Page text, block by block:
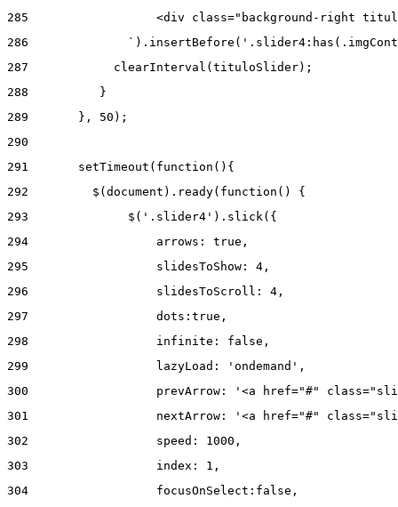
285
<div class="background-right
286
287
            clearInterval(tituloSlider);
288
          }
289
       }, 50);
290
291
       setTimeout(function(){
292
         $(document).ready(function() {
293
              $('.slider4').slick({
294
                  arrows: true,
295
                  slidesToShow: 4,
296
                  slidesToScroll: 4,
297
                  dots:true,
298
                  infinite: false,
299
                  lazyLoad: 'ondemand',
300
prevArrow: '<a href="#"
301
nextArrow: '<a href="#"
302
                  speed: 1000,
303
                  index: 1,
304
                  focusOnSelect:false,